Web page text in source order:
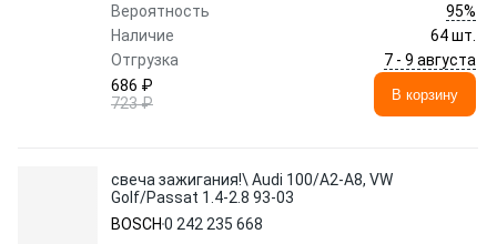
Вероятность
95%
Наличие
64 шт.
Отгрузка
7 - 9 августа
686 ₽
723 ₽
В корзину
свеча зажигания!\ Audi 100/A2-A8, VW
Golf/Passat 1.4-2.8 93-03
BOSCH 0 242 235 668